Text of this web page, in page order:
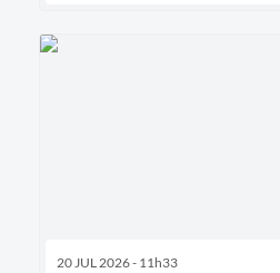
20 JUL 2026 - 11h33